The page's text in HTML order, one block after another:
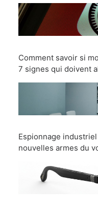
Comment savoir si
7 signes qui doivent
Espionnage
nouvelles armes du